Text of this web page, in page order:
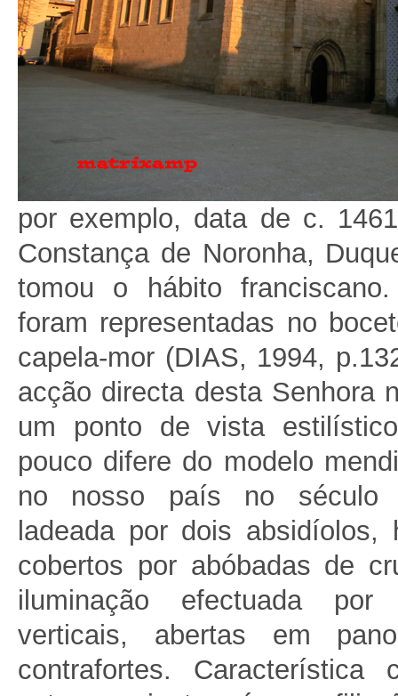
por exemplo, data de c.
Constança de Noronha,
tomou o hábito
foram representadas no
capela-mor (DIAS, 1994,
acção directa desta Senhora
um ponto de vista
pouco difere do modelo
no nosso país no século
ladeada por dois absidíolos,
cobertos por abóbadas de
iluminação efectuada por
verticais, abertas em
contrafortes. Característica